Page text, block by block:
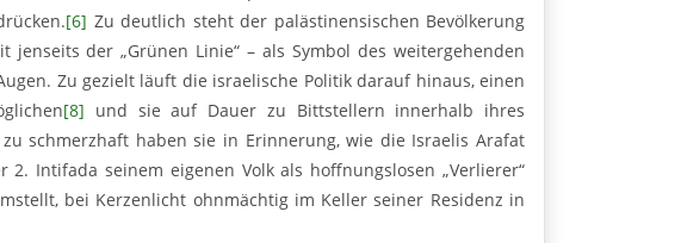
[6] Zu deutlich steht der palästinensischen Bevölkerung
jenseits der „Grünen Linie“ – als Symbol des weitergehenden
Zu gezielt läuft die israelische Politik darauf hinaus, einen
[8] und sie auf Dauer zu Bittstellern innerhalb ihres
schmerzhaft haben sie in Erinnerung, wie die Israelis Arafat
2. Intifada seinem eigenen Volk als hoffnungslosen „Verlierer“
bei Kerzenlicht ohnmächtig im Keller seiner Residenz in